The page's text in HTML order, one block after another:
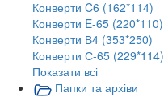
Конверти C6 (162*114)
Конверти E-65 (220*110)
Конверти В4 (353*250)
Конверти С-65 (229*114)
Показати всі
Папки та архіви